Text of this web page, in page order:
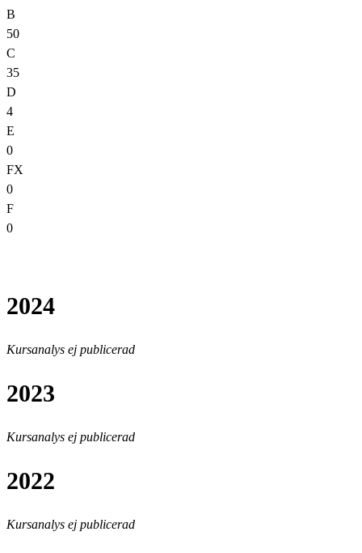
B
50
C
35
D
4
E
0
FX
0
F
0
2024
Kursanalys ej publicerad
2023
Kursanalys ej publicerad
2022
Kursanalys ej publicerad